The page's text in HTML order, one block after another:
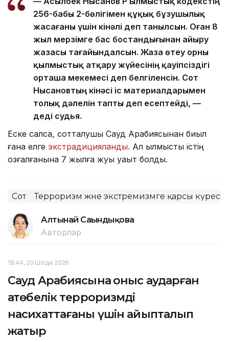
256-бабы 2-бөлігімен құқық бұзушылық
жасағаны үшін кінәлі деп танылсын. Оған 8
жыл мерзімге бас бостандығынан айыру
жазасы тағайындалсын. Жаза өтеу орны
қылмыстық атқару жүйесінің қауіпсіздігі
орташа мекемесі деп белгіленсін. Сот
Нысановтың кінәсі іс материалдарымен
толық дәлелін тапты деп есептейді, —
деді судья.
Еске салсақ, сотталушы Сауд Арабиясынан биыл
ғана елге экстрадицияланды. Ал қылмыстық істің
қозғалғанына 7 жылға жуық уақыт болды.
Сот Терроризм және экстремизмге қарсы күрес
Алтынай Сағындықова
Авторлар
18:44, 20 Шілде 2026
Сауд Арабиясына қоныс аударған
ақтөбелік терроризмді
насихаттағаны үшін айыпталып
жатыр